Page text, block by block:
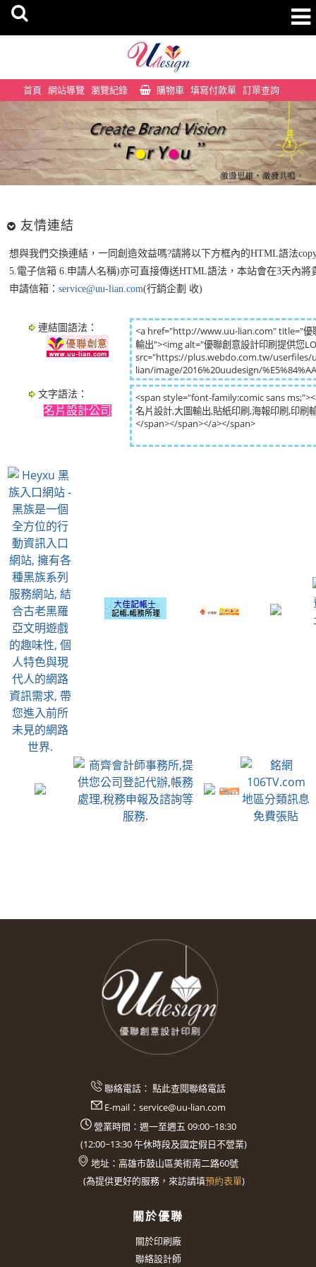
首頁 網站導覽 瀏覽紀錄 購物車 填寫付款單 訂單查詢
友情連結
想與我們交換連結，一同創造效益嗎?請將以下方框內的HTML語法
5.電子信箱 6.申請人名稱)亦可直接傳送HTML語法，本站會在3天內
申請信箱： service@uu-lian.com(行銷企劃 收)
連結圖語法：
文字語法：
名片設計公司
聯絡電話： 點此查閱聯絡電話
E-mail： service@uu-lian.com
營業時間：週一至週五 09:00~18:30
(12:00~13:30午休時段及國定假日不營業)
地址： 高雄市鼓山區美術南二路60號
(為提供更好的服務，來訪請填預約表單)
關於優聯
關於印刷廠
聯絡設計師